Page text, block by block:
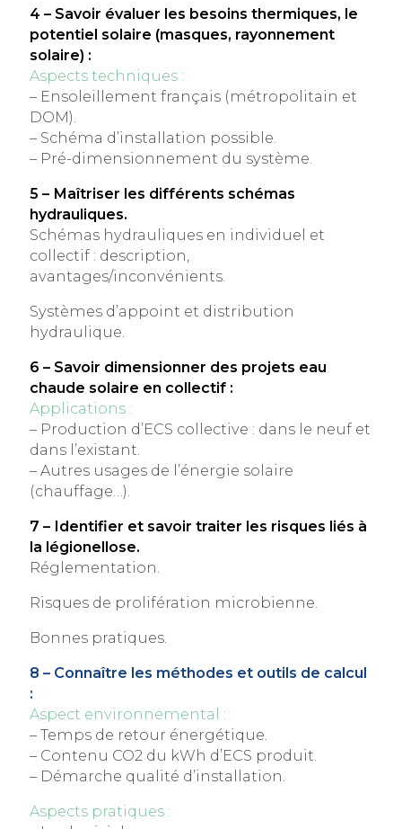
4 – Savoir évaluer les besoins thermiques, le
potentiel solaire (masques, rayonnement
solaire) :
Aspects techniques :
– Ensoleillement français (métropolitain et
DOM).
– Schéma d’installation possible.
– Pré-dimensionnement du système.
5 – Maîtriser les différents schémas
hydrauliques.
Schémas hydrauliques en individuel et
collectif : description,
avantages/inconvénients.
Systèmes d’appoint et distribution
hydraulique.
6 – Savoir dimensionner des projets eau
chaude solaire en collectif :
Applications :
– Production d’ECS collective : dans le neuf et
dans l’existant.
– Autres usages de l’énergie solaire
(chauffage…).
7 – Identifier et savoir traiter les risques liés à
la légionellose.
Réglementation.
Risques de prolifération microbienne.
Bonnes pratiques.
8 – Connaître les méthodes et outils de calcul
:
Aspect environnemental :
– Temps de retour énergétique.
– Contenu CO2 du kWh d’ECS produit.
– Démarche qualité d’installation.
Aspects pratiques :